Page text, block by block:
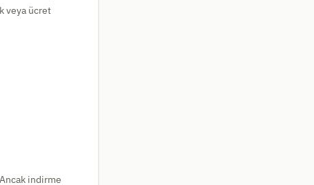
veya ücret
indirme